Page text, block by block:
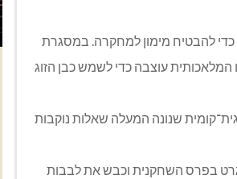
כדי להבטיח מימון למחקרה. במסגרת
המלאכותית עוצבה כדי לשמש כבן הזוג
שנונה המעלה שאלות נוקבות
בפרס השחקנית וכבש את לבבות